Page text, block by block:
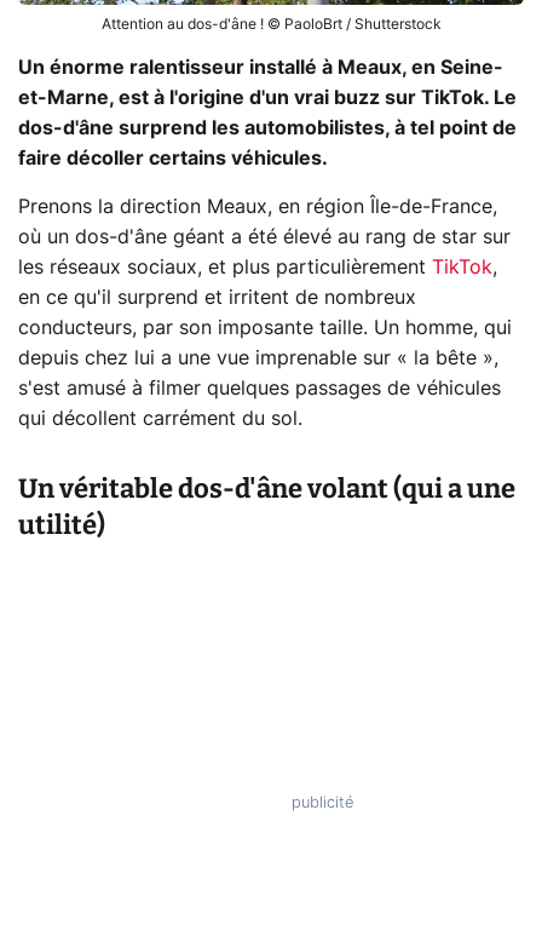
Attention au dos-d'âne ! © PaoloBrt / Shutterstock
Un énorme ralentisseur installé à Meaux, en Seine-
et-Marne, est à l'origine d'un vrai buzz sur TikTok. Le
dos-d'âne surprend les automobilistes, à tel point de
faire décoller certains véhicules.
Prenons la direction Meaux, en région Île-de-France,
où un dos-d'âne géant a été élevé au rang de star sur
les réseaux sociaux, et plus particulièrement TikTok,
en ce qu'il surprend et irritent de nombreux
conducteurs, par son imposante taille. Un homme, qui
depuis chez lui a une vue imprenable sur « la bête »,
s'est amusé à filmer quelques passages de véhicules
qui décollent carrément du sol.
Un véritable dos-d'âne volant (qui a une
utilité)